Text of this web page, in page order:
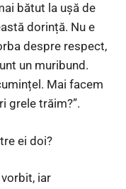
bătut la ușă de
dorință. Nu e
despre respect,
un muribund.
Mai facem
grele trăim?”.
ei doi?
iar